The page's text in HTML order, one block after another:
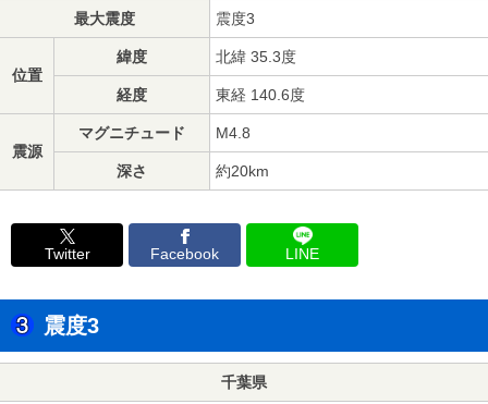
最大震度 震度3
位置
緯度 北緯 35.3度
経度 東経 140.6度
震源
マグニチュード M4.8
深さ 約20km
Twitter Facebook LINE
震度3
千葉県